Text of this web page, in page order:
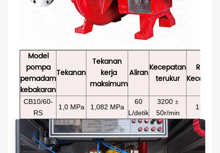
Model
pompa
pemadam
kebakaran
Tekanan
Tekanan
kerja
maksimum
AliranKecepatan
terukur
Rasio
CB10/60-
RS
1,0 MPa 1,082 MPa
60
L/detik
3200 ±
50r/min
1:1,44